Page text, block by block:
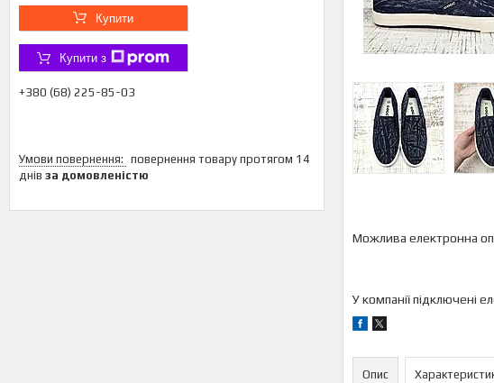
Купити
Купити з
+380 (68) 225-85-03
повернення товару протягом 14
днів за домовленістю
У компанії підключені
Опис